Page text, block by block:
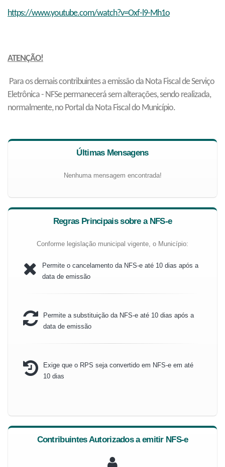
https://www.youtube.com/watch?v=Oxf-l9-Mh1o
ATENÇÃO!
Para os demais contribuintes a emissão da Nota Fiscal de Serviço
Eletrônica - NFSe permanecerá sem alterações, sendo realizada,
normalmente, no Portal da Nota Fiscal do Município.
Últimas Mensagens
Nenhuma mensagem encontrada!
Regras Principais sobre a NFS-e
Conforme legislação municipal vigente, o Município:
Permite o cancelamento da NFS-e até 10 dias após a
data de emissão
Permite a substituição da NFS-e até 10 dias após a
data de emissão
Exige que o RPS seja convertido em NFS-e em até
10 dias
Contribuintes Autorizados a emitir NFS-e